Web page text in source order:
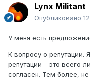
Lynx Militant
Опубликовано
У меня есть
К вопросу о репутации.
репутации - это всего
согласен. Тем более,